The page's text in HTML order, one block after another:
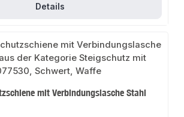
Details
mit Verbindungslasche Stahl